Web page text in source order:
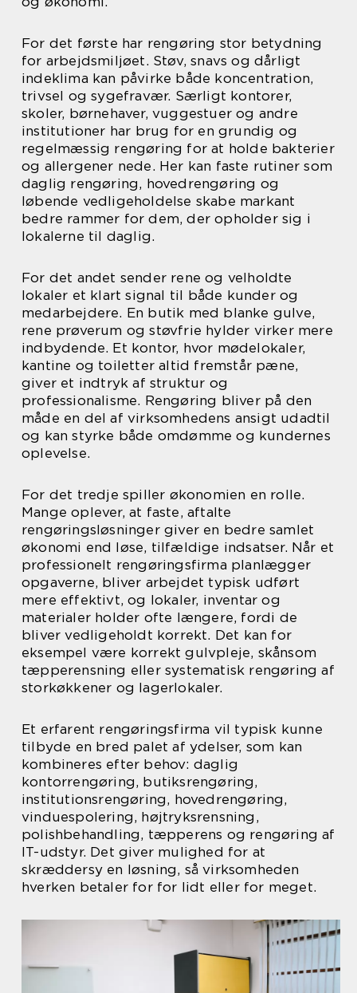
For det første har rengøring stor betydning
for arbejdsmiljøet. Støv, snavs og dårligt
indeklima kan påvirke både koncentration,
trivsel og sygefravær. Særligt kontorer,
skoler, børnehaver, vuggestuer og andre
institutioner har brug for en grundig og
regelmæssig rengøring for at holde bakterier
og allergener nede. Her kan faste rutiner som
daglig rengøring, hovedrengøring og
løbende vedligeholdelse skabe markant
bedre rammer for dem, der opholder sig i
lokalerne til daglig.
For det andet sender rene og velholdte
lokaler et klart signal til både kunder og
medarbejdere. En butik med blanke gulve,
rene prøverum og støvfrie hylder virker mere
indbydende. Et kontor, hvor mødelokaler,
kantine og toiletter altid fremstår pæne,
giver et indtryk af struktur og
professionalisme. Rengøring bliver på den
måde en del af virksomhedens ansigt udadtil
og kan styrke både omdømme og kundernes
oplevelse.
For det tredje spiller økonomien en rolle.
Mange oplever, at faste, aftalte
rengøringsløsninger giver en bedre samlet
økonomi end løse, tilfældige indsatser. Når et
professionelt rengøringsfirma planlægger
opgaverne, bliver arbejdet typisk udført
mere effektivt, og lokaler, inventar og
materialer holder ofte længere, fordi de
bliver vedligeholdt korrekt. Det kan for
eksempel være korrekt gulvpleje, skånsom
tæpperensning eller systematisk rengøring af
storkøkkener og lagerlokaler.
Et erfarent rengøringsfirma vil typisk kunne
tilbyde en bred palet af ydelser, som kan
kombineres efter behov: daglig
kontorrengøring, butiksrengøring,
institutionsrengøring, hovedrengøring,
vinduespolering, højtryksrensning,
polishbehandling, tæpperens og rengøring af
IT-udstyr. Det giver mulighed for at
skræddersy en løsning, så virksomheden
hverken betaler for for lidt eller for meget.